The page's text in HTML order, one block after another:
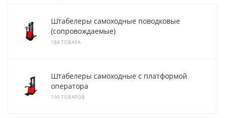
Штабелеры самоходные поводковые
(сопровождаемые)
184 ТОВАРА
Штабелеры самоходные с платформой
оператора
100 ТОВАРОВ